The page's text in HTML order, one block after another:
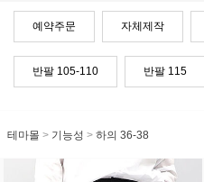
예약주문 자체제작
반팔 105-110 반팔 115
테마몰 > 기능성 > 하의 36-38